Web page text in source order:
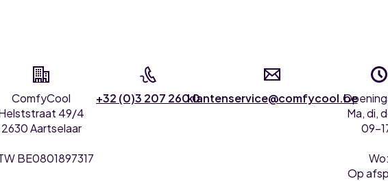
ComfyCool
49/4
2630 Aartselaar
BE0801897317
+32 (0)3 207 260 0klantenservice@comfycool.be
Ma, di,
09-
Wo:
Op